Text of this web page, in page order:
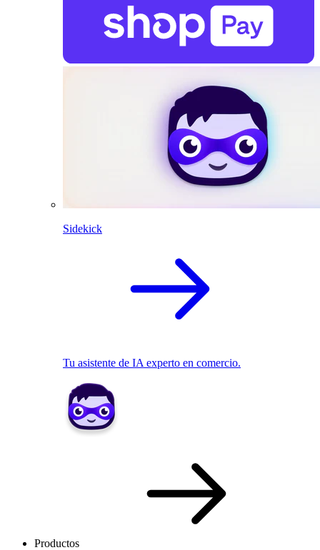
Sidekick
Tu asistente de IA experto en comercio.
Productos